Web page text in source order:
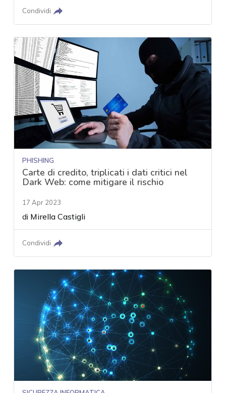
Condividi
PHISHING
Carte di credito, triplicati i dati critici nel
Dark Web: come mitigare il rischio
17 Apr 2023
di Mirella Castigli
Condividi